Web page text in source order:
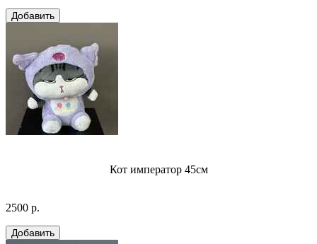
Кот император 45см
2500 р.